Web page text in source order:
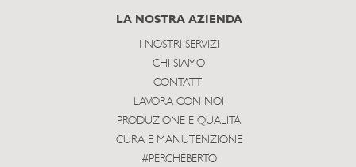
subscribe
LA NOSTRA AZIENDA
I NOSTRI SERVIZI
CHI SIAMO
CONTATTI
LAVORA CON NOI
PRODUZIONE E QUALITÀ
CURA E MANUTENZIONE
#PERCHEBERTO